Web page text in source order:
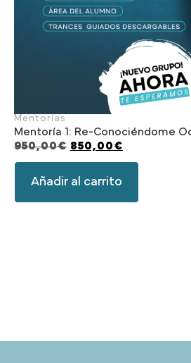
Mentorías
Mentoría 1: Re-Conociéndome
950,00€ 850,00€
Añadir al carrito